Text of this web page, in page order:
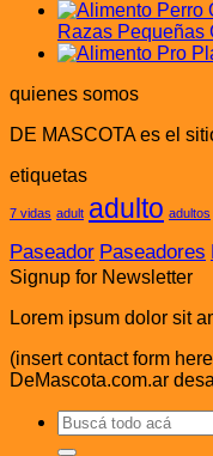
Razas Pequeñas
quienes somos
DE MASCOTA es el
etiquetas
7 vidas adult adulto adultos
Paseador Paseadores
Signup for Newsletter
Lorem ipsum dolor sit
(insert contact form
DeMascota.com.ar
Buscar
por: